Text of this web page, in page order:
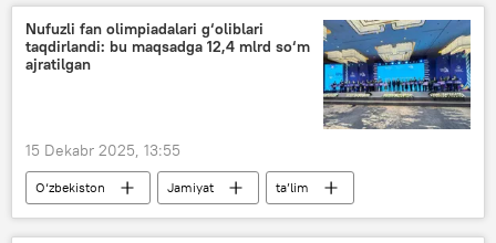
Dunyo yangiliklari
Qurolli Kuchlar
Rossiya
Nufuzli fan olimpiadalari g‘oliblari
taqdirlandi: bu maqsadga 12,4 mlrd so‘m
ajratilgan
15 Dekabr 2025, 13:55
O‘zbekiston Jamiyat
ta’lim
mukofot
taqdirlash